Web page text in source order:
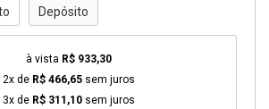
Depósito
à vista R$ 933,30
2x de R$ 466,65 sem juros
3x de R$ 311,10 sem juros